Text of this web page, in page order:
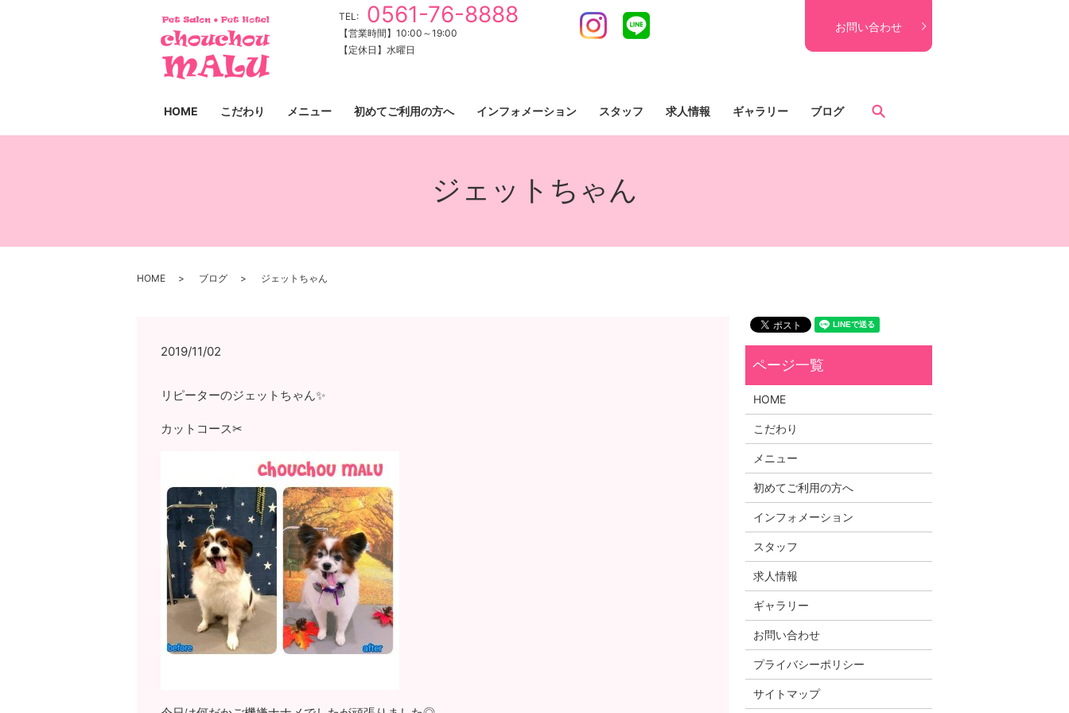
TEL: 0561-76-8888
【営業時間】10:00～19:00
【定休日】水曜日
Instagram お問い合わせ
HOME こだわり メニュー 初めてご利用の方へ インフォメーション スタッフ 求人情報 ギャラリー ブログ
ジェットちゃん
HOME ブログ ジェットちゃん
2019/11/02
リピーターのジェットちゃん✨
カットコース✂
HOME
こだわり
メニュー
初めてご利用の方へ
インフォメーション
スタッフ
求人情報
ギャラリー
お問い合わせ
プライバシーポリシー
サイトマップ